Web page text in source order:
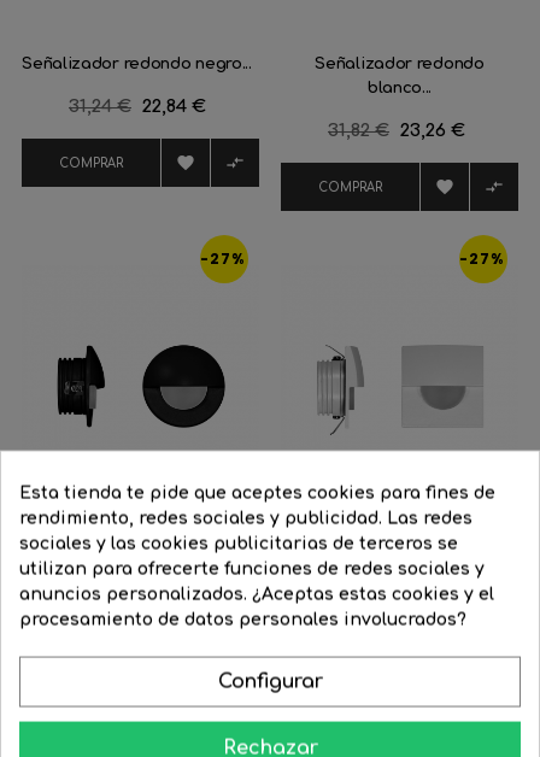
Señalizador redondo negro...
Precio
31,24 € Precio
22,84 €
COMPRAR  
Señalizador redondo
blanco...
Precio
31,82 € Precio
23,26 €
COMPRAR  
-27%
Señalizador redondo negro...
Precio
regular
31,86 € Precio
23,29 €

-27%
Señalizador cuadradro...
Precio
regular
31,86 € Precio
23,29 €
Esta tienda te pide que aceptes cookies para fines de
rendimiento, redes sociales y publicidad. Las redes
sociales y las cookies publicitarias de terceros se
utilizan para ofrecerte funciones de redes sociales y
anuncios personalizados. ¿Aceptas estas cookies y el
procesamiento de datos personales involucrados?
Configurar
Rechazar